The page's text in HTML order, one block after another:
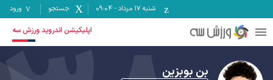
شنبه ۱۷ مرداد -
09:04 جستجو ورود
اپلیکیشن اندروید ورزش سه
بن بوبزین